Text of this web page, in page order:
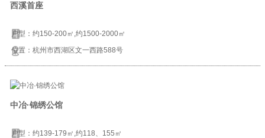
西溪首座
户型：约150-200㎡,约1500-2000㎡
位置：杭州市西湖区文一西路588号
中冶·锦绣公馆
户型：约139-179㎡,约118、155㎡